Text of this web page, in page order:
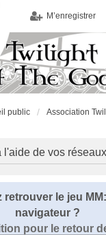
M’enregistrer
public
l'aide de vos
retrouver le jeu
navigateur ?
pour le retour